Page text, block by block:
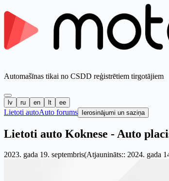
Automašīnas tikai no CSDD reģistrētiem tirgotājiem
lv ru en lt ee
Lietoti autoAuto forums Ierosinājumi un saziņa
Lietoti auto Koknese - Auto
2023. gada 19. septembris(Atjaunināts:: 2024. gada